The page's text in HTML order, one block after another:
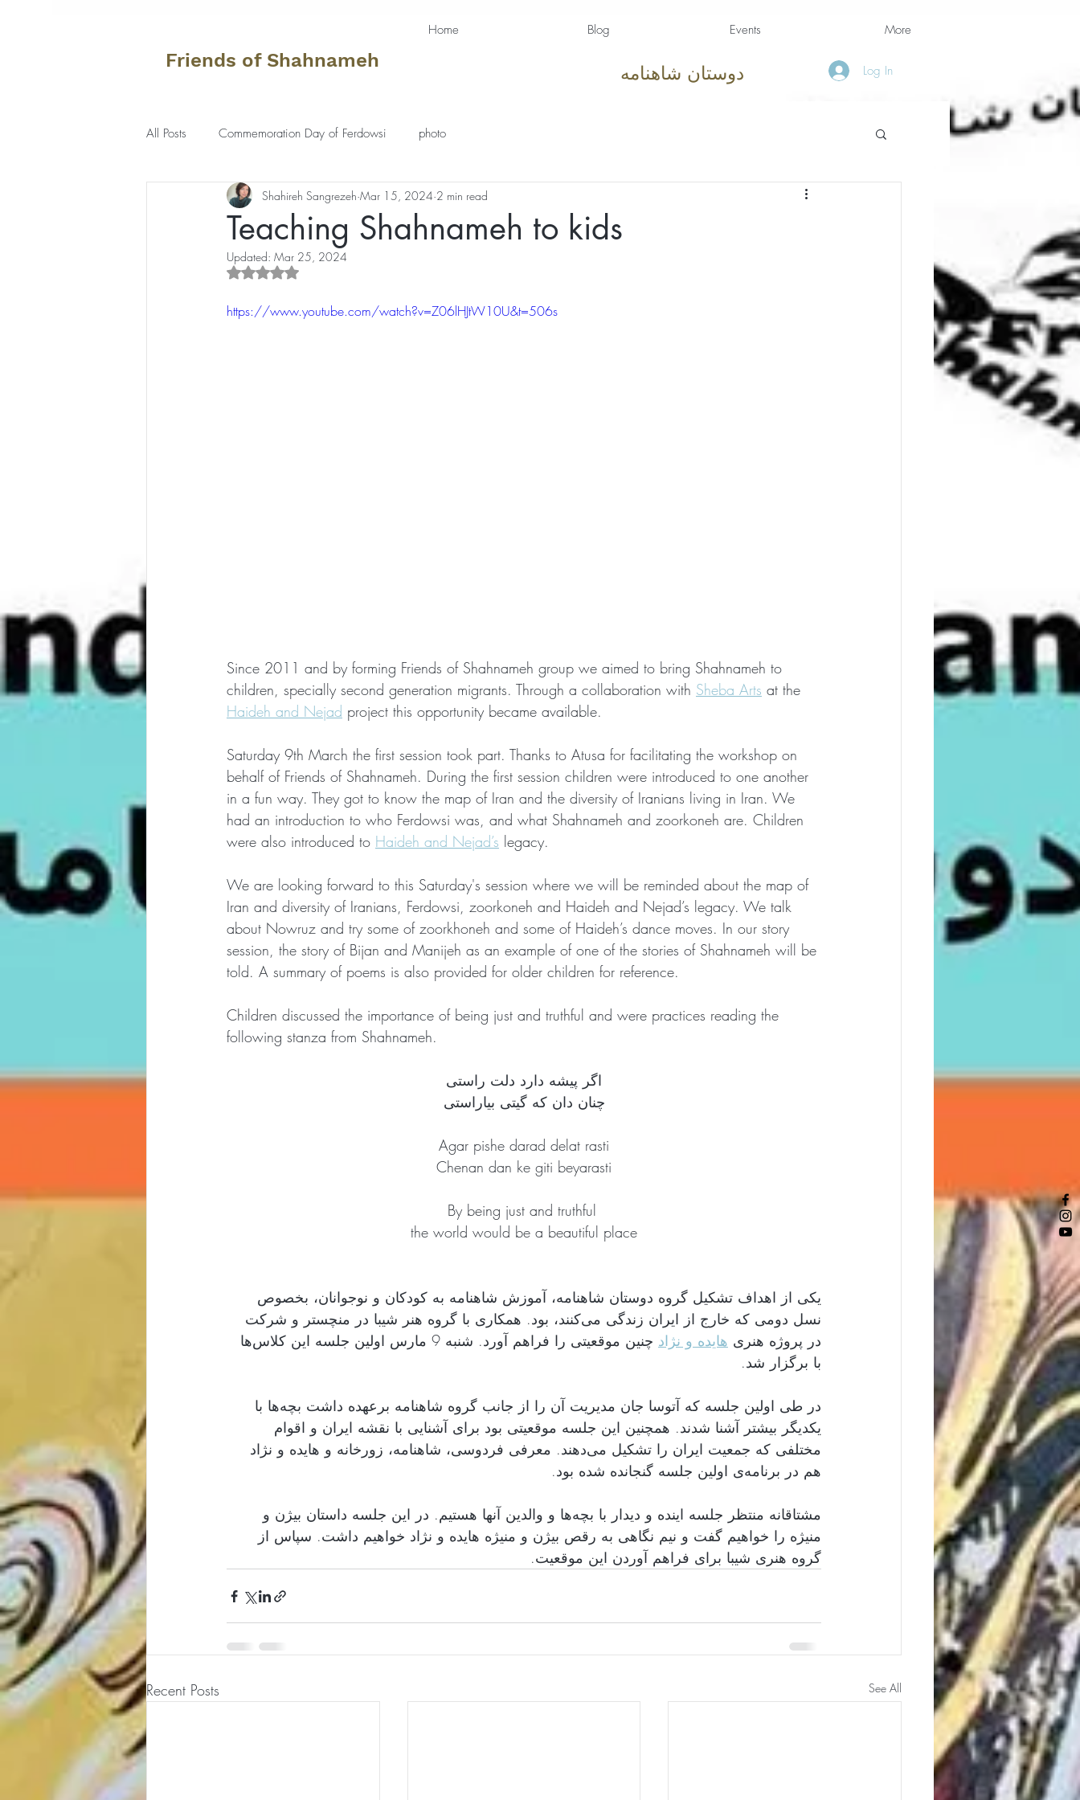
Friends of Shahnameh
Home Blog Events More
دوستان شاهنامه Log In
All Posts Commemoration Day of Ferdowsi photo
Teaching Shahnameh to kids
Shahireh Sangrezeh Mar 15, 2024 2 min read
Updated: Mar 25, 2024
Rated NaN out of 5 stars.
https://www.youtube.com/watch?v=Z06lHJtW10U&t=506s
Since 2011 and by forming Friends of Shahnameh group we aimed to bring Shahnameh to
children, specially second generation migrants. Through a collaboration with Sheba Arts at the
Haideh and Nejad project this opportunity became available.
Saturday 9th March the first session took part. Thanks to Atusa for facilitating the workshop on
behalf of Friends of Shahnameh. During the first session children were introduced to one another
in a fun way. They got to know the map of Iran and the diversity of Iranians living in Iran. We
had an introduction to who Ferdowsi was, and what Shahnameh and zoorkoneh are. Children
were also introduced to Haideh and Nejad’s legacy.
We are looking forward to this Saturday's session where we will be reminded about the map of
Iran and diversity of Iranians, Ferdowsi, zoorkoneh and Haideh and Nejad’s legacy. We talk
about Nowruz and try some of zoorkhoneh and some of Haideh’s dance moves. In our story
session, the story of Bijan and Manijeh as an example of one of the stories of Shahnameh will be
told. A summary of poems is also provided for older children for reference.
Children discussed the importance of being just and truthful and were practices reading the
following stanza from Shahnameh.
اگر پیشه دارد دلت راستی
چنان دان که گیتی بیاراستی
Agar pishe darad delat rasti
Chenan dan ke giti beyarasti
By being just and truthful
the world would be a beautiful place
یکی از اهداف تشکیل گروه دوستان شاهنامه، آموزش شاهنامه به کودکان و نوجوانان، بخصوص
نسل دومی که خارج از ایران زندگی می‌کنند، بود. همکاری با گروه هنر شیبا در منچستر و شرکت
در پروژه هنری هایده و نژاد
چنین موقعیتی را فراهم آورد. شنبه 9 مارس اولین جلسه این کلاس‌ها
با برگزار شد.
در طی اولین جلسه که آتوسا جان مدیریت آن را از جانب گروه شاهنامه برعهده داشت بچه‌ها با
یکدیگر بیشتر آشنا شدند. همچنین این جلسه موقعیتی بود برای آشنایی با نقشه ایران و اقوام
مختلفی که جمعیت ایران را تشکیل می‌دهند. معرفی فردوسی، شاهنامه، زورخانه و هایده و نژاد
هم در برنامه‌ی اولین جلسه گنجانده شده بود.
مشتاقانه منتظر جلسه اینده و دیدار با بچه‌ها و والدین آنها هستیم. در این جلسه داستان بیژن و
منیژه را خواهیم گفت و نیم نگاهی به رقص بیژن و منیژه هایده و نژاد خواهیم داشت. سپاس از
گروه هنری شیبا برای فراهم آوردن این موقعیت.
Recent Posts See All